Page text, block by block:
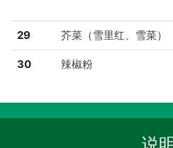
29 芥菜（雪里红、雪菜）
30 辣椒粉
说